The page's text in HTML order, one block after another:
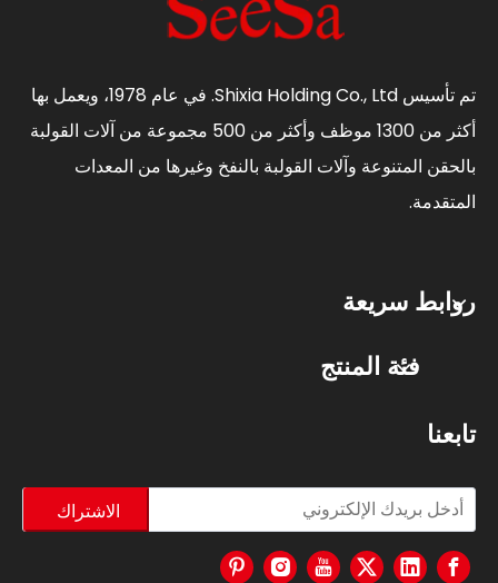
تم تأسيس Shixia Holding Co., Ltd. في عام 1978، ويعمل بها
أكثر من 1300 موظف وأكثر من 500 مجموعة من آلات القولبة
بالحقن المتنوعة وآلات القولبة بالنفخ وغيرها من المعدات
المتقدمة.
روابط سريعة
فئة المنتج
تابعنا
الاشتراك